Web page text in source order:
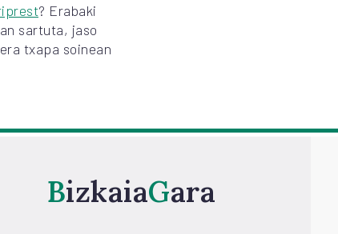
? Erabaki
sartuta, jaso
txapa soinean
Bizkaia Gara